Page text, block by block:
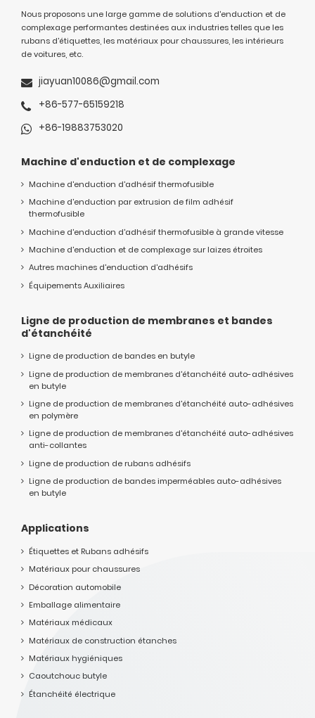
Nous proposons une large gamme de solutions d'enduction et de
complexage performantes destinées aux industries telles que les
rubans d'étiquettes, les matériaux pour chaussures, les intérieurs
de voitures, etc.
jiayuan10086@gmail.com
+86-577-65159218
+86-19883753020
Machine d'enduction et de complexage
Machine d'enduction d'adhésif thermofusible
Machine d'enduction par extrusion de film adhésif
thermofusible
Machine d'enduction d'adhésif thermofusible à grande vitesse
Machine d'enduction et de complexage sur laizes étroites
Autres machines d'enduction d'adhésifs
Équipements Auxiliaires
Ligne de production de membranes et bandes
d'étanchéité
Ligne de production de bandes en butyle
Ligne de production de membranes d'étanchéité auto-adhésives
en butyle
Ligne de production de membranes d'étanchéité auto-adhésives
en polymère
Ligne de production de membranes d'étanchéité auto-adhésives
anti-collantes
Ligne de production de rubans adhésifs
Ligne de production de bandes imperméables auto-adhésives
en butyle
Applications
Étiquettes et Rubans adhésifs
Matériaux pour chaussures
Décoration automobile
Emballage alimentaire
Matériaux médicaux
Matériaux de construction étanches
Matériaux hygiéniques
Caoutchouc butyle
Étanchéité électrique